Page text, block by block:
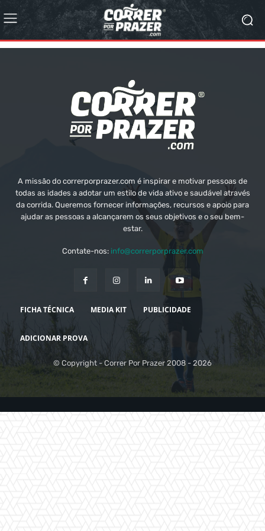
A missão do correrporprazer.com é inspirar e motivar pessoas de
todas as idades a adotar um estilo de vida ativo e saudável através
da corrida. Queremos fornecer informações, recursos e apoio para
ajudar as pessoas a alcançarem os seus objetivos e o seu bem-
estar.
Contate-nos: info@correrporprazer.com
FICHA TÉCNICA MEDIA KIT PUBLICIDADE
ADICIONAR PROVA
© Copyright - Correr Por Prazer 2008 - 2026